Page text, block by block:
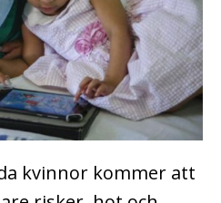
kvinnor kommer att